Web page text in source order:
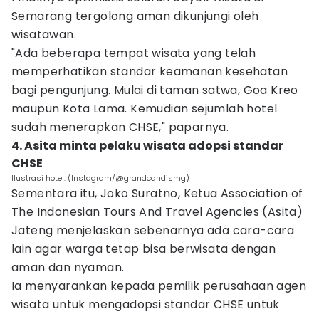
Semarang tergolong aman dikunjungi oleh
wisatawan.
"Ada beberapa tempat wisata yang telah
memperhatikan standar keamanan kesehatan
bagi pengunjung. Mulai di taman satwa, Goa Kreo
maupun Kota Lama. Kemudian sejumlah hotel
sudah menerapkan CHSE," paparnya.
4. Asita minta pelaku wisata adopsi standar
CHSE
Ilustrasi hotel. (Instagram/@grandcandismg)
Sementara itu, Joko Suratno, Ketua Association of
The Indonesian Tours And Travel Agencies (Asita)
Jateng menjelaskan sebenarnya ada cara-cara
lain agar warga tetap bisa berwisata dengan
aman dan nyaman.
Ia menyarankan kepada pemilik perusahaan agen
wisata untuk mengadopsi standar CHSE untuk